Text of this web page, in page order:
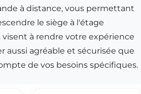
à distance, vous permettant
le siège à l'étage
visent à rendre votre expérience
aussi agréable et sécurisée que
de vos besoins spécifiques.